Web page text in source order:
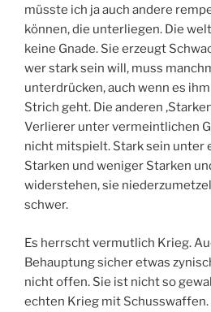
müsste ich ja auch andere
können, die unterliegen. Die
keine Gnade. Sie erzeugt
wer stark sein will, muss
unterdrücken, auch wenn es
Strich geht. Die anderen
Verlierer unter vermeintlichen
nicht mitspielt. Stark sein unter
Starken und weniger Starken
widerstehen, sie
schwer.
Es herrscht vermutlich Krieg.
Behauptung sicher etwas
nicht offen. Sie ist nicht so
echten Krieg mit Schusswaffen.